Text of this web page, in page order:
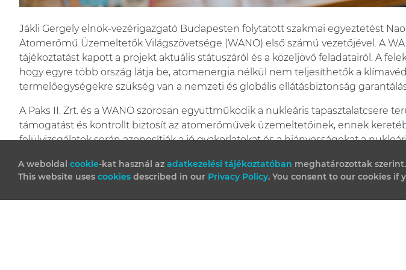
A weboldal cookie-kat használ az adatkezelési tájékoztatóban meghatározottak
This website uses cookies described in our Privacy Policy. You consent to our cookies if
Jákli Gergely elnök-vezérigazgató Budapesten folytatott szakmai egyeztetést
Atomerőmű Üzemeltetők Világszövetsége (WANO) első számú vezetőjével. A
tájékoztatást kapott a projekt aktuális státuszáról és a közeljövő feladatairól. A
hogy egyre több ország látja be, atomenergia nélkül nem teljesíthetők a
termelőegységekre szükség van a nemzeti és globális ellátásbiztonság
A Paks II. Zrt. és a WANO szorosan együttműködik a nukleáris tapasztalatcsere
támogatást és kontrollt biztosít az atomerőművek üzemeltetőinek, ennek
felülvizsgálatok során azonosítják a jó gyakorlatokat és a hiányosságokat a
segítségével megelőzhetők a nem kívánt események. A legutóbbi, áprilisi
ez a tapasztalatcsere állt Pakson.